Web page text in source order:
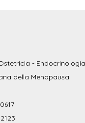
-
della Menopausa